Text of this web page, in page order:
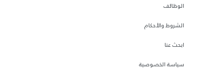
الوظائف
الشروط والأحكام
ابحث عنا
سياسة الخصوصية